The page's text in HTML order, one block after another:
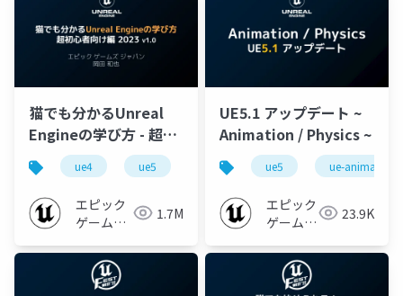
猫でも分かるUnreal
Engineの学び方 - 超初
心者向け編 - 2023 v1.0
ue4 ue5 ue-beginner
エピック
ゲームズ
1.7M
UE5.1 アップデート ~
Animation / Physics ~
ue5 ue-animation
エピック
ゲームズ
23.9K